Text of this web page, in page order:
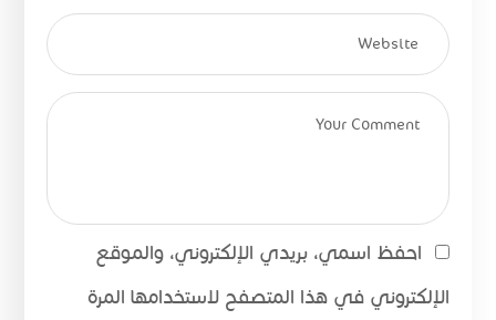
احفظ اسمي، بريدي الإلكتروني، والموقع
الإلكتروني في هذا المتصفح لاستخدامها المرة